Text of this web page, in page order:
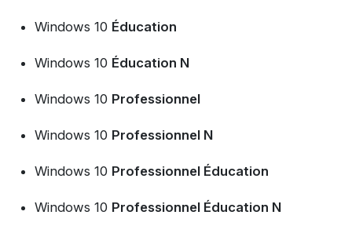
Windows 10 Éducation
Windows 10 Éducation N
Windows 10 Professionnel
Windows 10 Professionnel N
Windows 10 Professionnel Éducation
Windows 10 Professionnel Éducation N